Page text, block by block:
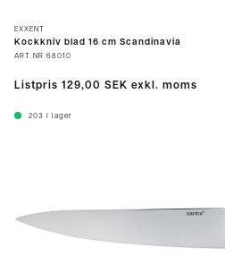
EXXENT
Kockkniv blad 16 cm Scandinavia
ART.NR 68010
Listpris 129,00 SEK exkl. moms
203 I lager